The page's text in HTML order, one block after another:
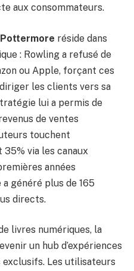
aux consommateurs.
Pottermore réside dans
: Rowling a refusé de
ou Apple, forçant ces
les clients vers sa
lui a permis de
de ventes
touchent
via les canaux
années
généré plus de 165
directs.
livres numériques, la
un hub d’expériences
Les utilisateurs